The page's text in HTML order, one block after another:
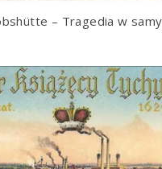
– Tragedia w